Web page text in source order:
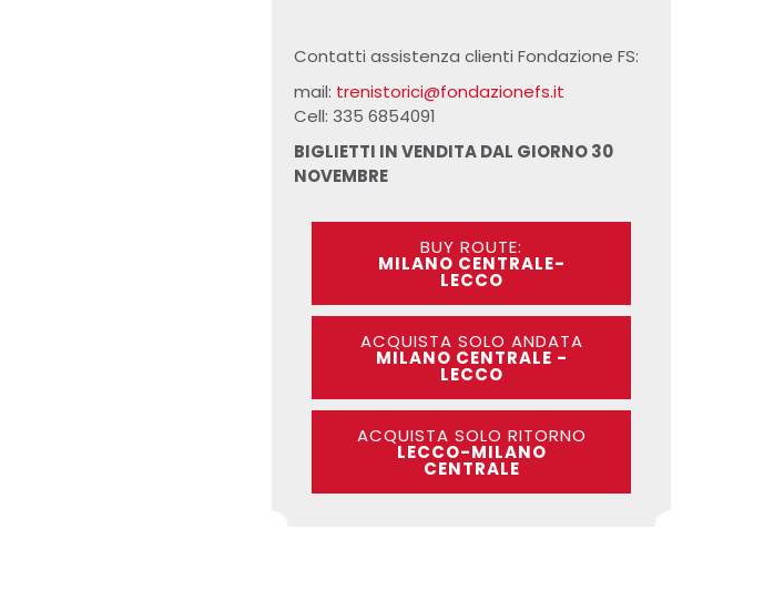
Contatti assistenza clienti Fondazione FS:
mail: trenistorici@fondazionefs.it
Cell: 335 6854091
BIGLIETTI IN VENDITA DAL GIORNO 30
NOVEMBRE
BUY ROUTE:
MILANO CENTRALE-
LECCO
ACQUISTA SOLO ANDATA
MILANO CENTRALE -
LECCO
ACQUISTA SOLO RITORNO
LECCO-MILANO
CENTRALE